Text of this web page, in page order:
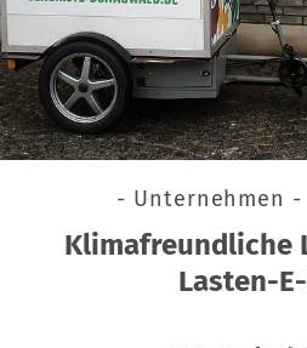
- Unternehmen
Klimafreundliche
Lasten-